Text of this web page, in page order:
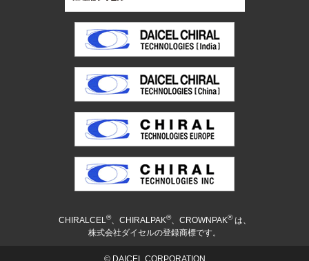
CHIRALCEL ®、CHIRALPAK®、CROWNPAK®は、
株式会社ダイセルの登録商標です。
© DAICEL CORPORATION